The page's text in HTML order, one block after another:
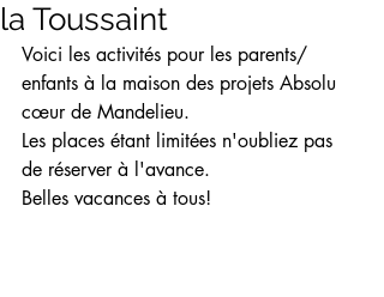
la Toussaint
Voici les activités pour les parents/
enfants à la maison des projets Absolu
cœur de Mandelieu.
Les places étant limitées n'oubliez pas
de réserver à l'avance.
Belles vacances à tous!